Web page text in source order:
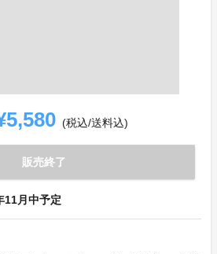
(税込/送料込)
販売終了
11月中予定